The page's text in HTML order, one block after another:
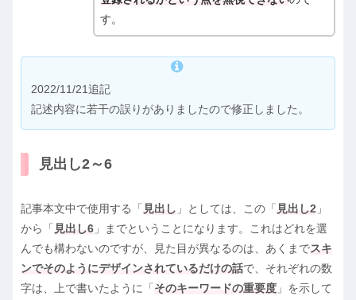
す。
2022/11/21追記
記述内容に若干の誤りがありましたので修正しました。
見出し2～6
記事本文中で使用する「 見出し 」としては、この「 見出し2 」
から「 見出し6 」までということになります。これはどれを選
んでも構わないのですが、見た目が異なるのは、あくまでスキ
ンでそのようにデザインされているだけの話で、それぞれの数
字は、上で書いたように「 そのキーワードの重要度 」を示して